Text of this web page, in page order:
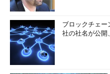
ブロックチェー
社の社名が公開